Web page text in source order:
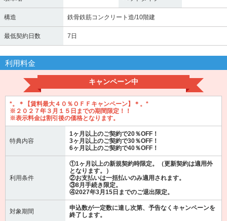
構造 鉄骨鉄筋コンクリート造/10階建
最低契約日数 7日
利用料金
キャンペーン中
*。＊【賃料最大４０％ＯＦＦキャンペーン】＊。*
※２０２７年３月１５日までの期間限定！！
※表示料金は割引後の価格となります。
特典内容
1ヶ月以上のご契約で20％OFF！
3ヶ月以上のご契約で30％OFF！
6ヶ月以上のご契約で40％OFF！
利用条件
①1ヶ月以上の新規契約時限定。（更新契約は適用外
となります。）
②お支払いは一括払いのみ適用されます。
③8月手続き限定。
④2027年3月15日までのご退出限定。
対象期間
申込数が一定数に達し次第、予告なくキャンペーンを
終了します。